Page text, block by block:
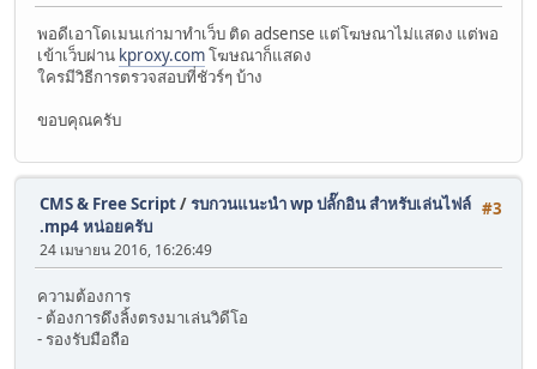
พอดีเอาโดเมนเก่ามาทำเว็บ ติด adsense แต่โฆษณาไม่แสดง แต่พอ
เข้าเว็บผ่าน kproxy.comโฆษณาก็แสดง
ใครมีวิธีการตรวจสอบที่ชัวร์ๆ บ้าง
ขอบคุณครับ
#3
CMS & Free Script/รบกวนแนะนำ wp ปลั๊กอิน สำหรับเล่นไฟล์
.mp4 หน่อยครับ
24 เมษายน 2016, 16:26:49
ความต้องการ
- ต้องการดึงลิ้งตรงมาเล่นวิดีโอ
- รองรับมือถือ